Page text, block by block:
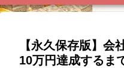
【永久保存版】
10万円達成するま